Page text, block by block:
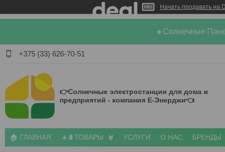
Начать продавать на
☀️Солнечные
+375 (33) 626-70-51
👉Солнечные электростанции для дома и
предприятий - компания Е-Энерджи👈
🏠 ГЛАВНАЯ ☀️🔋ТОВАРЫ УСЛУГИ О НАС БРЕНДЫ